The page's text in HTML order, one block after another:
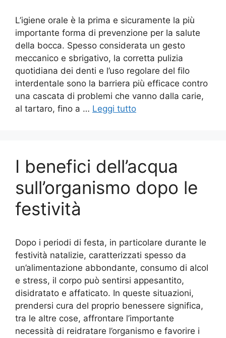
L’igiene orale è la prima e sicuramente la più
importante forma di prevenzione per la salute
della bocca. Spesso considerata un gesto
meccanico e sbrigativo, la corretta pulizia
quotidiana dei denti e l’uso regolare del filo
interdentale sono la barriera più efficace contro
una cascata di problemi che vanno dalla carie,
al tartaro, fino a … Leggi tutto
I benefici dell’acqua
sull’organismo dopo le
festività
Dopo i periodi di festa, in particolare durante le
festività natalizie, caratterizzati spesso da
un’alimentazione abbondante, consumo di alcol
e stress, il corpo può sentirsi appesantito,
disidratato e affaticato. In queste situazioni,
prendersi cura del proprio benessere significa,
tra le altre cose, affrontare l’importante
necessità di reidratare l’organismo e favorire i